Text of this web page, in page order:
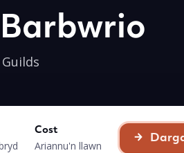
Cost
Ariannu'n llawn